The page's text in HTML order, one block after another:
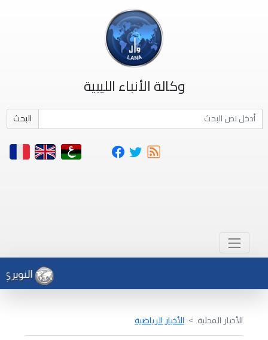
وكالة الأنباء الليبية
البحث
الأخبار المحلية الأخبار الرياضية